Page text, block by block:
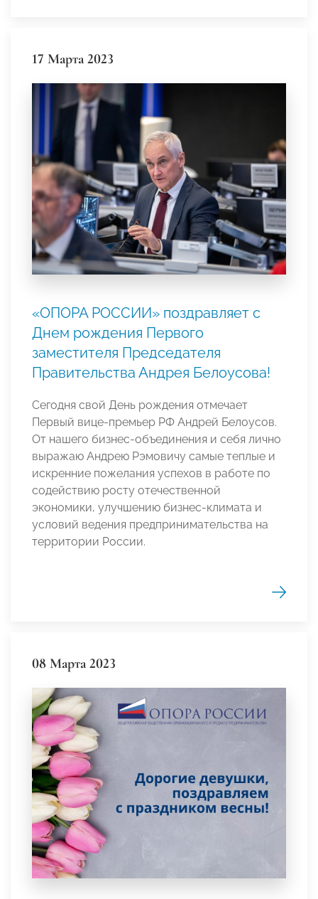
17 Марта 2023
«ОПОРА РОССИИ» поздравляет с
Днем рождения Первого
заместителя Председателя
Правительства Андрея Белоусова!
Сегодня свой День рождения отмечает
Первый вице-премьер РФ Андрей Белоусов.
От нашего бизнес-объединения и себя лично
выражаю Андрею Рэмовичу самые теплые и
искренние пожелания успехов в работе по
содействию росту отечественной
экономики, улучшению бизнес-климата и
условий ведения предпринимательства на
территории России.
08 Марта 2023